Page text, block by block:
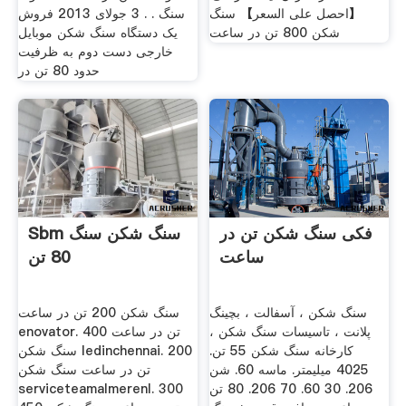
سنگ . . 3 جولای 2013 فروش
یک دستگاه سنگ شکن موبایل
خارجی دست دوم به ظرفیت
حدود 80 تن در
【احصل على السعر】 سنگ
شکن 800 تن در ساعت
Sbm سنگ شکن سنگ
80 تن
سنگ شکن 200 تن در ساعت
enovator. 400 تن در ساعت
سنگ شکن ledinchennai. 200
تن در ساعت سنگ شکن
serviceteamalmerenl. 300
فکی سنگ شکن تن در
ساعت
سنگ شکن ، آسفالت ، بچینگ
پلانت ، تاسیسات سنگ شکن ،
کارخانه سنگ شکن 55 تن.
4025 میلیمتر. ماسه 60. شن
206. 30 60. 70 206. 80 تن